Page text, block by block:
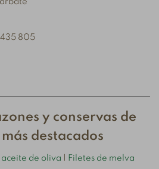
435 805
y conservas de
destacados
aceite de oliva Filetes de melva